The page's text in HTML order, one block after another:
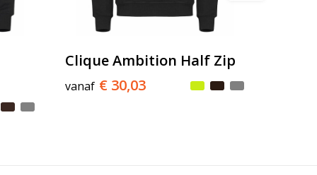
Clique Ambition Half Zip
vanaf € 30,03